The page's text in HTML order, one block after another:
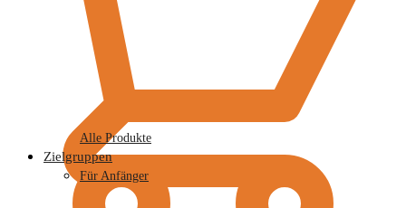
Alle Produkte
Zielgruppen
Für Anfänger